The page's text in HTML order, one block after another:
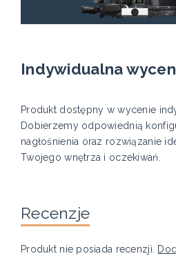
Indywidualna
Produkt dostępny w wycenie
Dobierzemy odpowiednią
nagłośnienia oraz rozwiązanie
Twojego wnętrza i oczekiwań.
Recenzje
Produkt nie posiada recenzji.